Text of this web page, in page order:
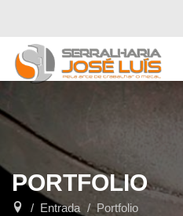
PORTFOLIO
Entrada Portfolio